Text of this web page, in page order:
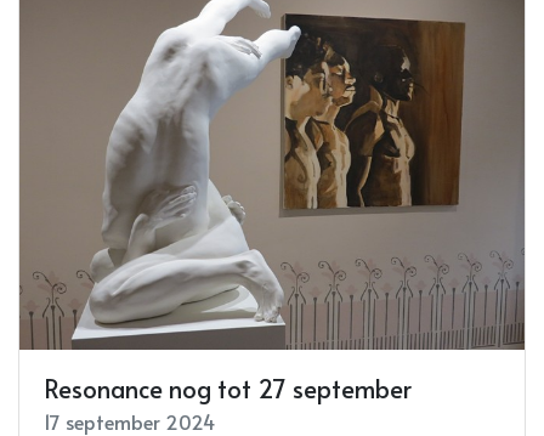
Resonance nog tot 27 september
17 september 2024